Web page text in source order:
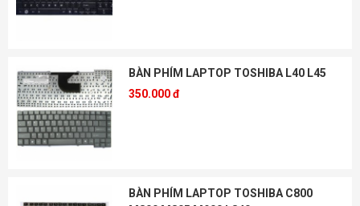
BÀN PHÍM LAPTOP TOSHIBA L40 L45
350.000 đ
BÀN PHÍM LAPTOP TOSHIBA C800